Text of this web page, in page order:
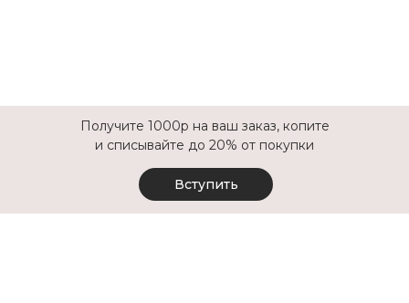
Получите 1000р на ваш заказ, копите
и списывайте до 20% от покупки
Вступить